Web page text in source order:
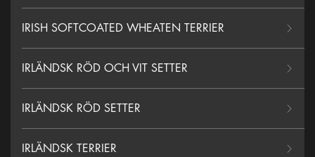
IRISH SOFTCOATED WHEATEN TERRIER
IRLÄNDSK RÖD OCH VIT SETTER
IRLÄNDSK RÖD SETTER
IRLÄNDSK TERRIER